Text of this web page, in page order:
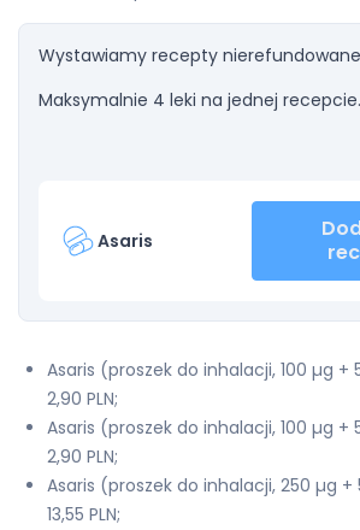
Wystawiamy recepty nierefundowane
Maksymalnie 4 leki na jednej recepcie.
Asaris
Asaris (proszek do inhalacji, 100 µg
2,90 PLN;
Asaris (proszek do inhalacji, 100 µg +
2,90 PLN;
Asaris (proszek do inhalacji, 250 µg
13,55 PLN;